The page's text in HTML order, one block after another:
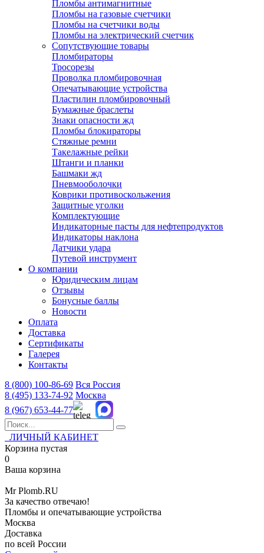
Пломбы антимагнитные
Пломбы на газовые счетчики
Пломбы на счетчики воды
Пломбы на электрический счетчик
Сопутствующие товары
Пломбираторы
Тросорезы
Проволка пломбировочная
Опечатывающие устройства
Пластилин пломбировочный
Бумажные браслеты
Знаки опасности жд
Пломбы блокираторы
Стяжные ремни
Такелажные рейки
Штанги и планки
Башмаки жд
Пневмооболочки
Коврики противоскольжения
Защитные уголки
Комплектующие
Индикаторные пасты для нефтепродуктов
Индикаторы наклона
Датчики удара
Путевой инструмент
О компании
Юридическим лицам
Отзывы
Бонусные баллы
Новости
Оплата
Доставка
Сертификаты
Галерея
Контакты
8 (800) 100-86-69 Вся Россия
8 (495) 133-74-92 Москва
8 (967) 653-44-77
ЛИЧНЫЙ КАБИНЕТ
Корзина пустая
0
Ваша корзина
MrPlomb.RU
За качество отвечаю!
Пломбы и опечатывающие устройства
Москва
Доставка
по всей России